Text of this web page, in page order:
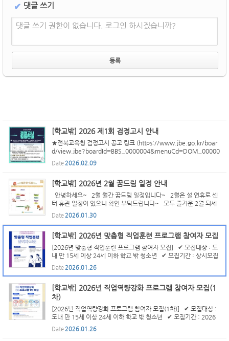
✔ 댓글 쓰기
댓글 쓰기 권한이 없습니다. 로그인 하시겠습니까?
[학교밖] 2026 제1회 검정고시 안내
★전북교육청 검정고시 공고 링크 (https://www.jbe.go.kr/boar
d/view.jbe?boardId=BBS_0000004&menuCd=DOM_00000
0103002000000&paging=ok&startPage=1&searchOperatio
n=AND&dataSid=1000553) 26년 4월 검정고시 응시하는 청소
Date2026.02.09
[학교밖] 2026년 2월 꿈드림 일정 안내
안녕하세요~ 2월 월간 꿈드림 일정입니다~ 2월은 설 연휴로 센
터 휴관 일정이 있으니 확인 부탁드립니다~ 모두 즐거운 2월 되세
요!
Date2026.01.30
[학교밖] 2026년 맞춤형 직업훈련 프로그램 참여자 모집
[2026년 맞춤형 직업훈련 프로그램 참여자 모집] ✔ 모집대상 : 도
내 만 15세 이상 24세 이하 학교 밖 청소년 ✔ 모집기간 : 상시모집
* 2월 신청 청소년은 3월 프로그램 참여 ✔ 프로그램 내용은 아래
의 안내 포스터 참조 ✔ 신청방법 : 소속 학교밖청소...
Date2026.01.26
[학교밖] 2026년 직업역량강화 프로그램 참여자 모집(1
차)
[2026년 직업역량강화 프로그램 참여자 모집(1차)] ✔ 모집대상 :
도내 만 15세 이상 24세 이하 학교 밖 청소년 ✔ 모집기간 : 2026
년 1월 26일(월)~ 2월 13일(금) * 면접일자는 개별적으로 연락 ✔
주요 활동 내용은 아래의 안내 포스터 참조 ✔ 신청방법...
Date2026.01.26